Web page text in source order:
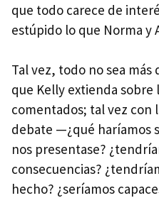
que todo carece de
estúpido lo que Norma y
Tal vez, todo no sea más
que Kelly extienda sobre
comentados; tal vez con
debate —¿qué haríamos
nos presentase?
consecuencias?
hecho? ¿seríamos